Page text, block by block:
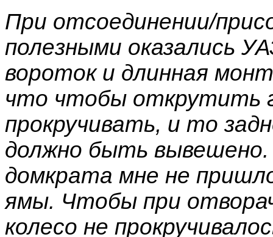
При отсоединении/
полезными оказались
вороток и длинная
что чтобы открутить
прокручивать, и то
должно быть вывешено.
домкрата мне не
ямы. Чтобы при
колесо не